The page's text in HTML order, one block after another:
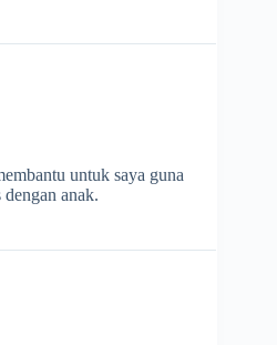
untuk saya guna
anak.